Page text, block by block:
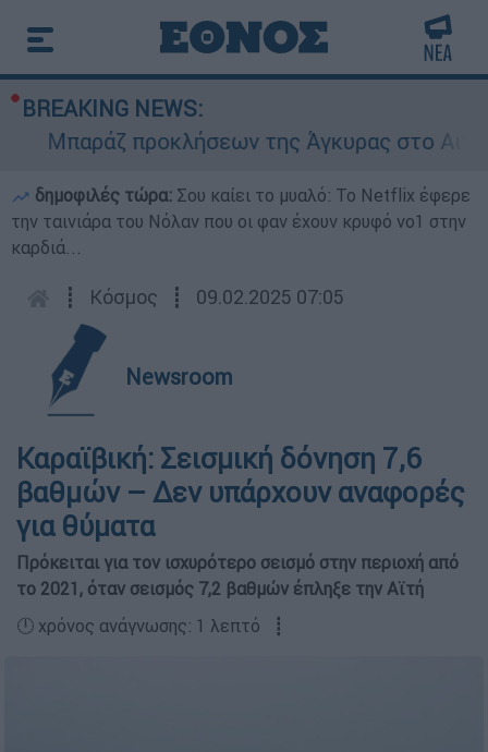
BREAKING NEWS:
Μπαράζ προκλήσεων της Άγκυρας στο
δημοφιλές τώρα: Σου καίει το μυαλό: Το Netflix έφερε
την ταινιάρα του Νόλαν που οι φαν έχουν κρυφό νο1 στην
καρδιά...
┋ Κόσμος ┋ 09.02.2025 07:05
Newsroom
Καραϊβική: Σεισμική δόνηση 7,6
βαθμών – Δεν υπάρχουν αναφορές
για θύματα
Πρόκειται για τον ισχυρότερο σεισμό στην περιοχή από
το 2021, όταν σεισμός 7,2 βαθμών έπληξε την Αϊτή
🕛 χρόνος ανάγνωσης: 1 λεπτό ┋